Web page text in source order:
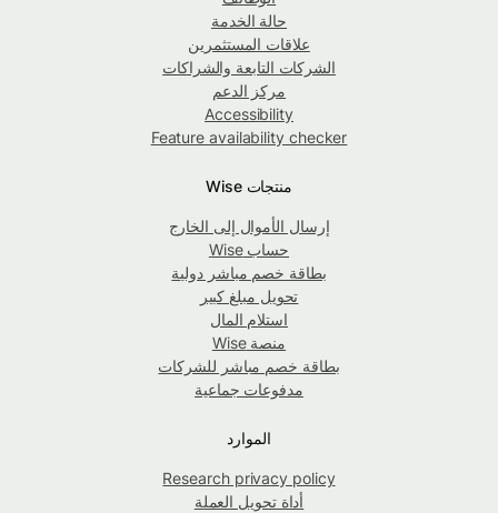
حالة الخدمة
علاقات المستثمرين
الشركات التابعة والشراكات
مركز الدعم
Accessibility
Feature availability checker
منتجات Wise
إرسال الأموال إلى الخارج
حساب Wise
بطاقة خصم مباشر دولية
تحويل مبلغ كبير
استلام المال
منصة Wise
بطاقة خصم مباشر للشركات
مدفوعات جماعية
الموارد
Research privacy policy
أداة تحويل العملة